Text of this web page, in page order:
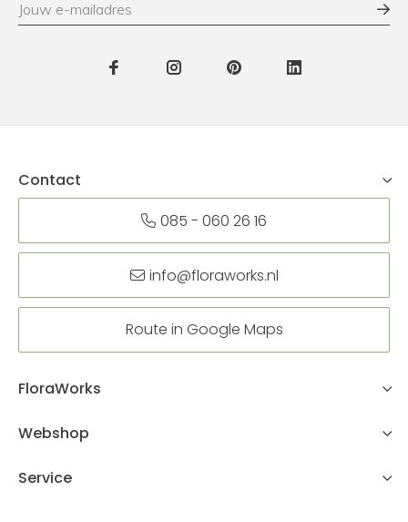
Contact
085 - 060 26 16
info@floraworks.nl
Route in Google Maps
FloraWorks
Webshop
Service